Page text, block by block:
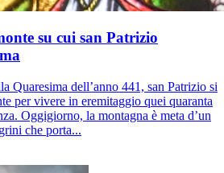
su cui san Patrizio
Quaresima dell’anno 441, san Patrizio si
per vivere in eremitaggio quei quaranta
Oggigiorno, la montagna è meta d’un
che porta...